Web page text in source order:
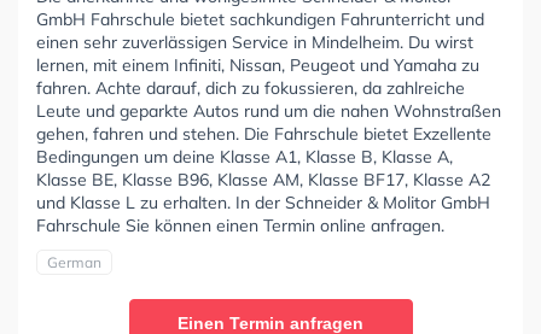
GmbH Fahrschule bietet sachkundigen Fahrunterricht und
einen sehr zuverlässigen Service in Mindelheim. Du wirst
lernen, mit einem Infiniti, Nissan, Peugeot und Yamaha zu
fahren. Achte darauf, dich zu fokussieren, da zahlreiche
Leute und geparkte Autos rund um die nahen Wohnstraßen
gehen, fahren und stehen. Die Fahrschule bietet Exzellente
Bedingungen um deine Klasse A1, Klasse B, Klasse A,
Klasse BE, Klasse B96, Klasse AM, Klasse BF17, Klasse A2
und Klasse L zu erhalten. In der Schneider & Molitor GmbH
Fahrschule Sie können einen Termin online anfragen.
German
Einen Termin anfragen